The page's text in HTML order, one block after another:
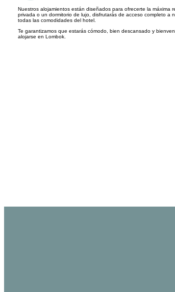
Nuestros alojamientos están diseñados para ofrecerte la máxima
privada o un dormitorio de lujo, disfrutarás de acceso completo a
todas las comodidades del hotel.
Te garantizamos que estarás cómodo, bien descansado y
alojarse en Lombok.